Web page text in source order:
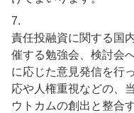
7.
責任投融資に関する国
催する勉強会、検討会
に応じた意見発信を行
応や人権重視などの、
ウトカムの創出と整合